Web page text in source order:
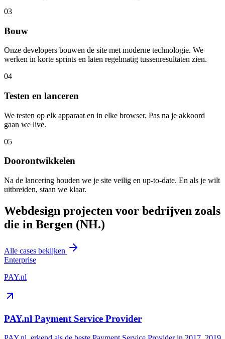
03
Bouw
Onze developers bouwen de site met moderne technologie. We
werken in korte sprints en laten regelmatig tussenresultaten zien.
04
Testen en lanceren
We testen op elk apparaat en in elke browser. Pas na je akkoord
gaan we live.
05
Doorontwikkelen
Na de lancering houden we je site veilig en up-to-date. En als je wilt
uitbreiden, staan we klaar.
Webdesign projecten voor bedrijven zoals
die in Bergen (NH.)
Alle cases bekijken
Enterprise
PAY.nl
PAY.nl Payment Service Provider